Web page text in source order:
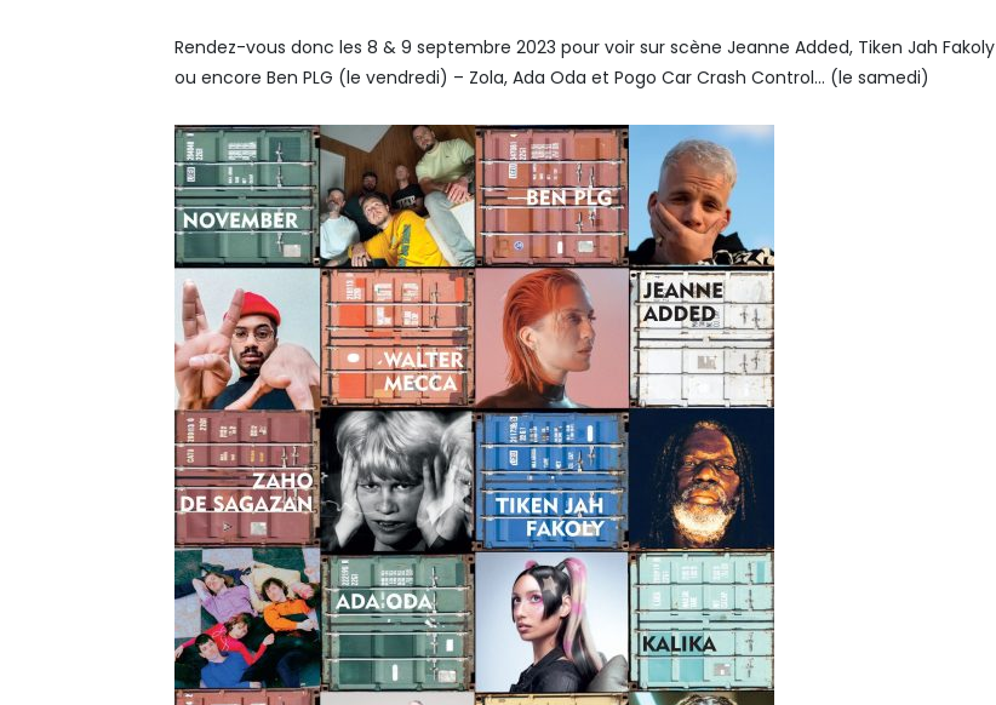
Rendez-vous donc les 8 & 9 septembre 2023 pour voir sur scène Jeanne Added, Tiken Jah Fakoly
ou encore Ben PLG (le vendredi) – Zola, Ada Oda et Pogo Car Crash Control… (le samedi)